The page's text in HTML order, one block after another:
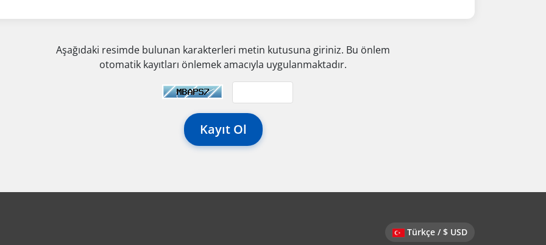
Aşağıdaki resimde bulunan karakterleri metin kutusuna giriniz. Bu önlem
otomatik kayıtları önlemek amacıyla uygulanmaktadır.
Türkçe / $ USD